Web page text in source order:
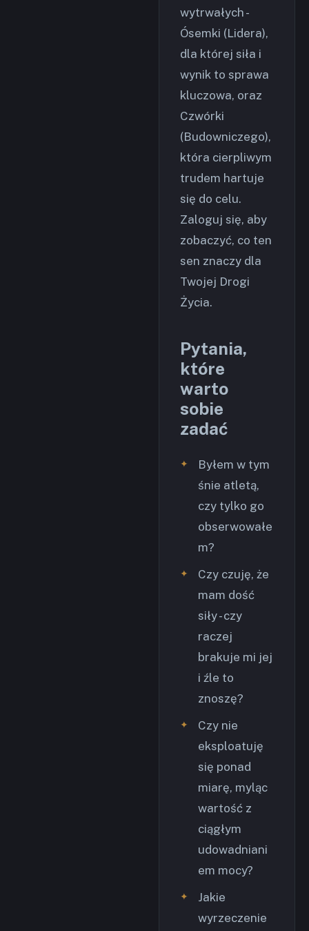
wytrwałych -
Ósemki (Lidera),
dla której siła i
wynik to sprawa
kluczowa, oraz
Czwórki
(Budowniczego),
która cierpliwym
trudem hartuje
się do celu.
Zaloguj się, aby
zobaczyć, co ten
sen znaczy dla
Twojej Drogi
Życia.
Pytania,
które
warto
sobie
zadać
Byłem w tym
śnie atletą,
czy tylko go
obserwowałe
m?
Czy czuję, że
mam dość
siły - czy
raczej
brakuje mi jej
i źle to
znoszę?
Czy nie
eksploatuję
się ponad
miarę, myląc
wartość z
ciągłym
udowadniani
em mocy?
Jakie
wyrzeczenie